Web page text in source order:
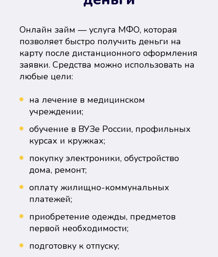
Онлайн займ — услуга МФО, которая
позволяет быстро получить деньги на
карту после дистанционного оформления
заявки. Средства можно использовать на
любые цели:
на лечение в медицинском
учреждении;
обучение в ВУЗе России, профильных
курсах и кружках;
покупку электроники, обустройство
дома, ремонт;
оплату жилищно-коммунальных
платежей;
приобретение одежды, предметов
первой необходимости;
подготовку к отпуску;